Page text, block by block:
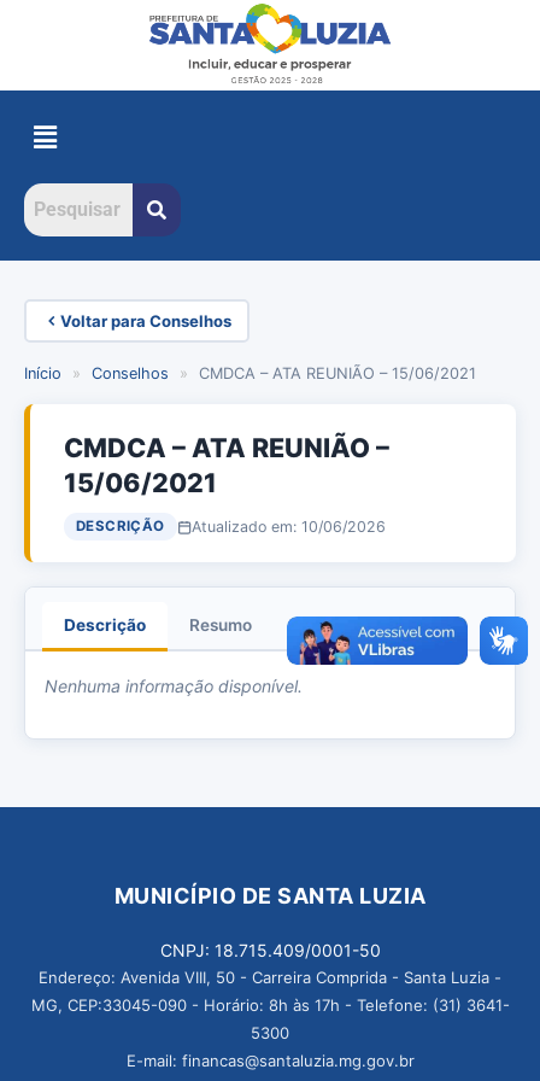
Voltar para Conselhos
Início » Conselhos » CMDCA – ATA REUNIÃO – 15/06/2021
CMDCA – ATA REUNIÃO –
15/06/2021
DESCRIÇÃO Atualizado em: 10/06/2026
Descrição Resumo Anexos
Nenhuma informação disponível.
MUNICÍPIO DE SANTA LUZIA
CNPJ: 18.715.409/0001-50
Endereço: Avenida VIII, 50 - Carreira Comprida - Santa Luzia -
MG, CEP:33045-090 - Horário: 8h às 17h - Telefone: (31) 3641-
5300
E-mail: financas@santaluzia.mg.gov.br